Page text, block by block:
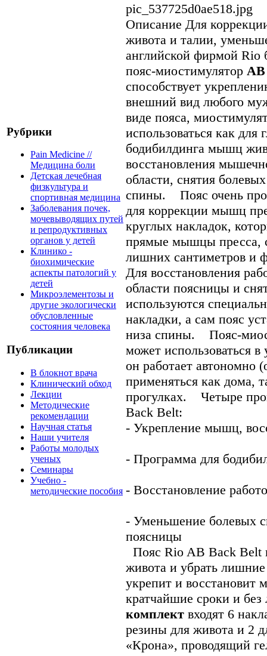
Рубрики
Pain Medicine //
Медицина боли
Детская лечебная
физкультура и
спортивная медицина
Заболевания почек,
мочевыводящих путей
и репродуктивных
органов у детей
Клинико -
биохимические
аспекты патологий у
детей
Микроэлементозы и
другие экологически
обусловленные
состояния человека
Публикации
В блокнот врача
Клинический обход
Лекции
Методические
рекомендации
Научная статья
Наши учителя
Работы молодых
ученых
Семинары
Учебно -
методические пособия
pic_537725d0ae518.jpg
Описание Для
живота и талии,
английской фирмой Rio
пояс-миостимулятор
способствует
внешний вид любого
виде пояса,
использоваться как для
бодибилдинга мышц
восстановления
области, снятия
спины. Пояс очень
для коррекции мышц
круглых накладок,
прямые мышцы пресса,
лишних сантиметров и
Для восстановления
области поясницы и
используются
накладки, а сам пояс
низа спины. Пояс-
может использоваться
он работает автономно
применяться как дома,
прогулках. Четыре
Back Belt:
- Укрепление мышц,
- Программа для
- Восстановление
- Уменьшение болевых
поясницы
Пояс Rio AB Back Belt
живота и убрать
укрепит и
кратчайшие сроки и
комплект входят 6
резины для живота и 2
«Крона», проводящий